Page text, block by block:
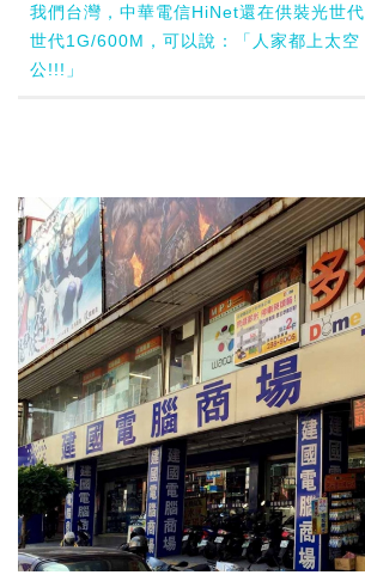
我們台灣，中華電信HiNet還在供裝光世
世代1G/600M，可以說：「人家都上太空
公!!!」